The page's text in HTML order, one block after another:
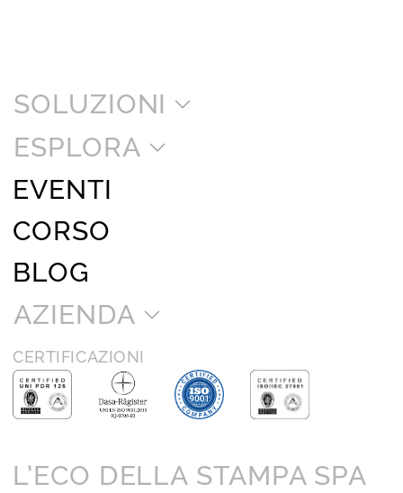
SOLUZIONI
ESPLORA
EVENTI
CORSO
BLOG
AZIENDA
CERTIFICAZIONI
L’ECO DELLA STAMPA SPA